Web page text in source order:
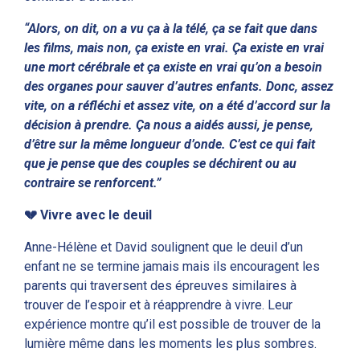
“Alors, on dit, on a vu ça à la télé, ça se fait que dans
les films, mais non, ça existe en vrai. Ça existe en vrai
une mort cérébrale et ça existe en vrai qu’on a besoin
des organes pour sauver d’autres enfants. Donc, assez
vite, on a réfléchi et assez vite, on a été d’accord sur la
décision à prendre. Ça nous a aidés aussi, je pense,
d’être sur la même longueur d’onde. C’est ce qui fait
que je pense que des couples se déchirent ou au
contraire se renforcent.”
💔 Vivre avec le deuil
Anne-Hélène et David soulignent que le deuil d’un
enfant ne se termine jamais mais ils encouragent les
parents qui traversent des épreuves similaires à
trouver de l’espoir et à réapprendre à vivre. Leur
expérience montre qu’il est possible de trouver de la
lumière même dans les moments les plus sombres.